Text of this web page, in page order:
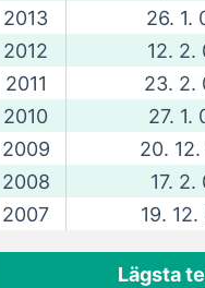
2013
26. 1.
2012
12. 2.
2011
23. 2.
2010
27. 1.
2009
20.
2008
17. 2.
2007
19.
Lägsta